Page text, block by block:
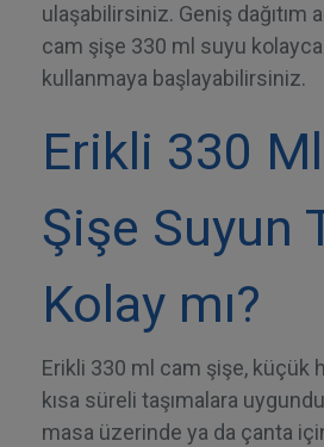
ulaşabilirsiniz. Geniş dağıtım
cam şişe 330 ml suyu
kullanmaya başlayabilirsiniz.
Erikli 330
Şişe Suyun
Kolay mı?
Erikli 330 ml cam şişe, küçük
kısa süreli taşımalara
masa üzerinde ya da çanta